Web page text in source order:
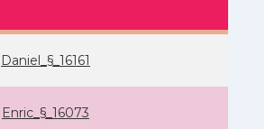
Daniel_§_16161
Enric_§_16073